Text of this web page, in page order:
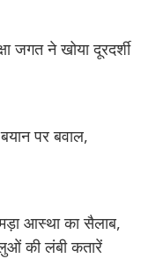
जगत ने खोया दूरदर्शी
पर बवाल,
आस्था का सैलाब,
की लंबी कतारें